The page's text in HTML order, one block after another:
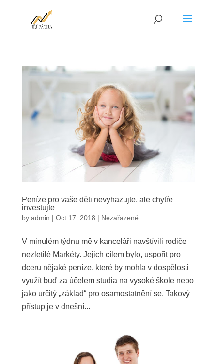
Peníze pro vaše děti nevyhazujte, ale chytře
investujte
by admin | Oct 17, 2018 | Nezařazené
V minulém týdnu mě v kanceláři navštívili rodiče
nezletilé Markéty. Jejich cílem bylo, uspořit pro
dceru nějaké peníze, které by mohla v dospělosti
využít buď za účelem studia na vysoké škole nebo
jako určitý „základ“ pro osamostatnění se. Takový
přístup je v dnešní...